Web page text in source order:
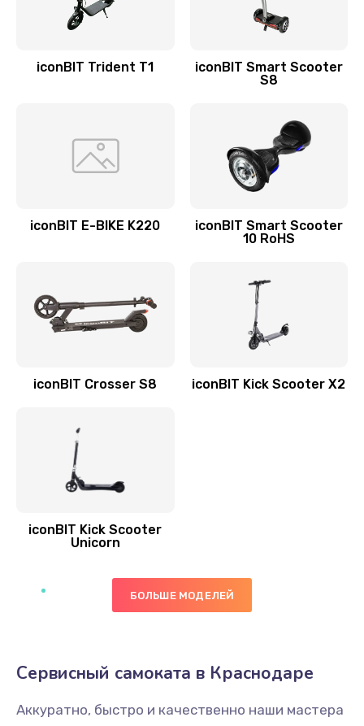
iconBIT Trident T1
iconBIT Smart Scooter
S8
iconBIT E-BIKE K220
iconBIT Smart Scooter
10 RoHS
iconBIT Crosser S8 iconBIT Kick Scooter X2
iconBIT Kick Scooter
Unicorn
БОЛЬШЕ МОДЕЛЕЙ
Сервисный самоката в Краснодаре
Аккуратно, быстро и качественно наши мастера